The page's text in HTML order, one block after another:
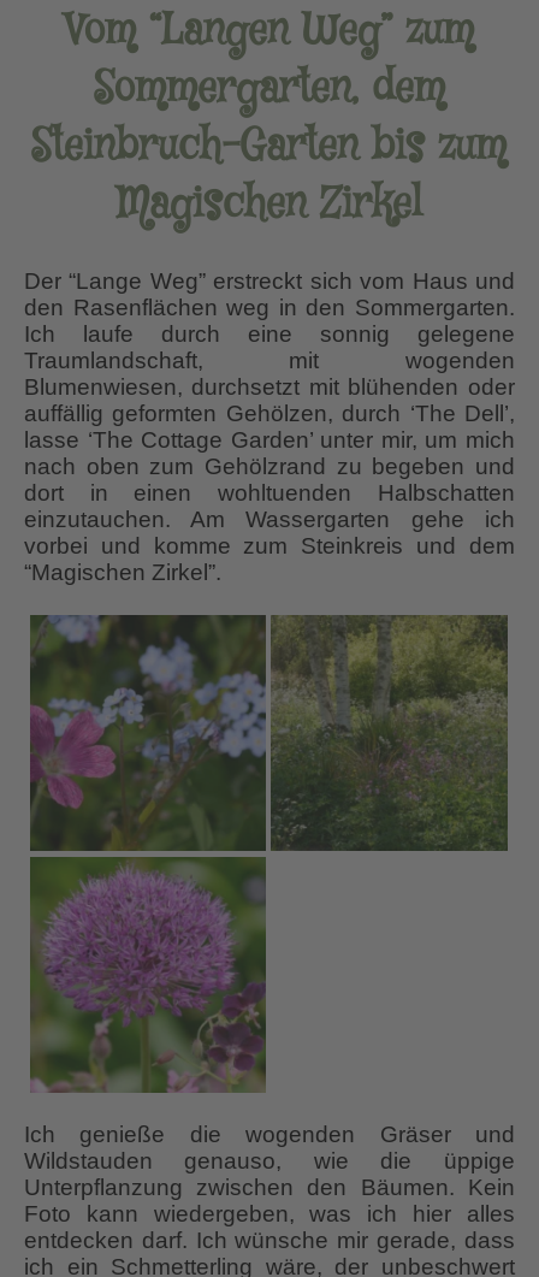
Vom “Langen Weg” zum
Sommergarten, dem
Steinbruch-Garten bis zum
Magischen Zirkel
Der “Lange Weg” erstreckt sich vom Haus und
den Rasenflächen weg in den Sommergarten.
Ich laufe durch eine sonnig gelegene
Traumlandschaft, mit wogenden
Blumenwiesen, durchsetzt mit blühenden oder
auffällig geformten Gehölzen, durch ‘The Dell’,
lasse ‘The Cottage Garden’ unter mir, um mich
nach oben zum Gehölzrand zu begeben und
dort in einen wohltuenden Halbschatten
einzutauchen. Am Wassergarten gehe ich
vorbei und komme zum Steinkreis und dem
“Magischen Zirkel”.
Ich genieße die wogenden Gräser und
Wildstauden genauso, wie die üppige
Unterpflanzung zwischen den Bäumen. Kein
Foto kann wiedergeben, was ich hier alles
entdecken darf. Ich wünsche mir gerade, dass
ich ein Schmetterling wäre, der unbeschwert